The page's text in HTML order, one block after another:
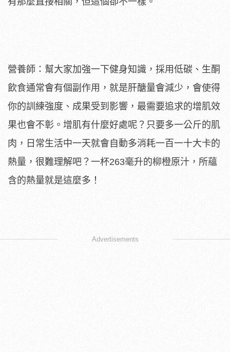
營養師：幫大家加強一下健身知識，採用低碳、生酮
飲食通常會有個副作用，就是肝醣量會減少，會使得
你的訓練強度、成果受到影響，最需要追求的增肌效
果也會不彰。增肌有什麼好處呢？只要多一公斤的肌
肉，日常生活中一天就會自動多消耗一百一十大卡的
熱量，很難理解吧？一杯263毫升的柳橙原汁，所蘊
含的熱量就是這麼多！
Advertisements